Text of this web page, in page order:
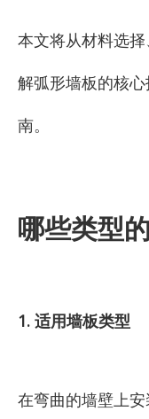
本文将从材料选
解弧形墙板的核
南。
哪些类型
1. 适用墙板类型
在弯曲的墙壁上